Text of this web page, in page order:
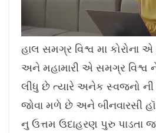
n
u
t
d
e
1
7
હાલ સમગ્ર વિશ્વ મા કોરોના એ
અને મહામારી એ સમગ્ર વિશ્વ ને
લીધુ છે ત્યારે અનેક સ્વજનો
જોવા મળે છે અને બીનવારસી
નુ ઉત્તમ ઉદાહરણ પુરુ પાડતા